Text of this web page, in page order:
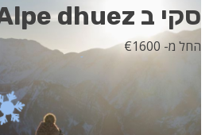
סקי ב Alpe dhuez
החל מ- 1600 €